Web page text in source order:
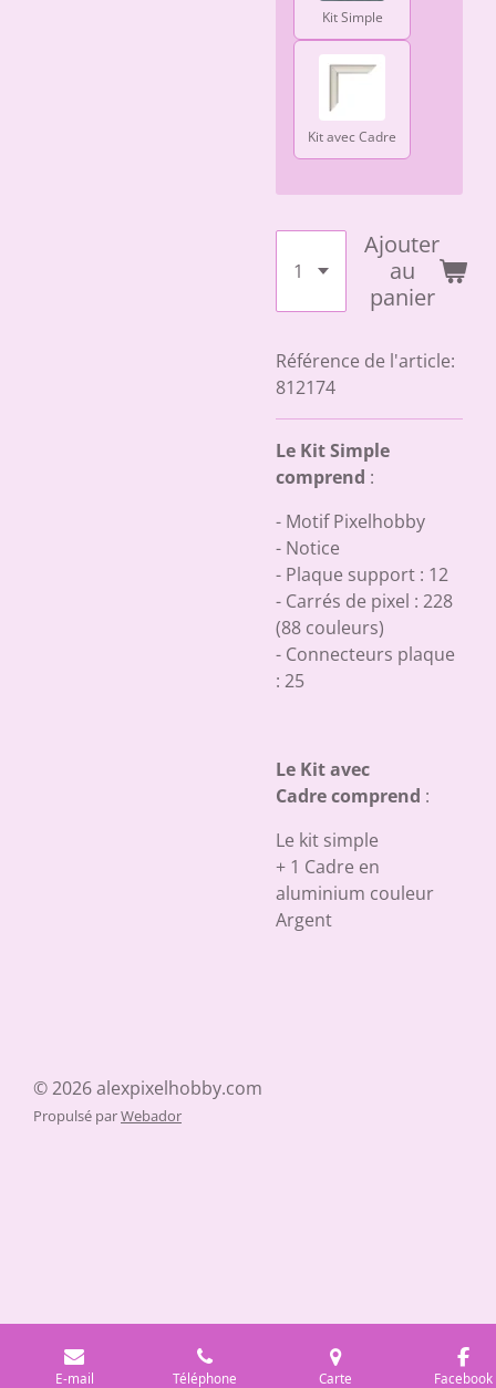
Kit Simple
Kit avec Cadre
Ajouter
au
panier
Référence de l'article:
812174
Le Kit Simple
comprend :
- Motif Pixelhobby
- Notice
- Plaque support : 12
- Carrés de pixel : 228
(88 couleurs)
- Connecteurs plaque
: 25
Le Kit avec
Cadre comprend :
Le kit simple
+ 1 Cadre en
aluminium couleur
Argent
© 2026 alexpixelhobby.com
Propulsé parWebador
E-mail Téléphone Carte Facebook